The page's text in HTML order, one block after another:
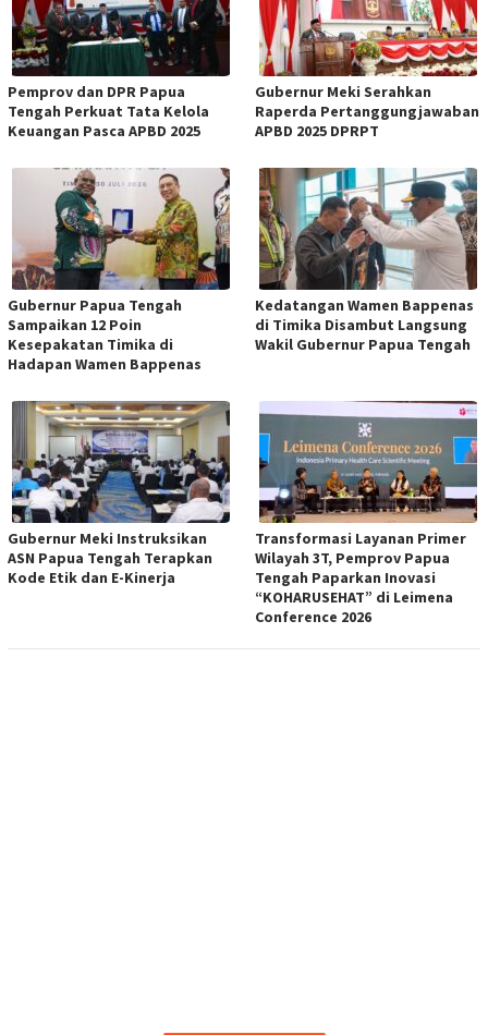
Pemprov dan DPR Papua
Tengah Perkuat Tata Kelola
Keuangan Pasca APBD 2025
Gubernur Meki Serahkan
Raperda Pertanggungjawaban
APBD 2025 DPRPT
Gubernur Papua Tengah
Sampaikan 12 Poin
Kesepakatan Timika di
Hadapan Wamen Bappenas
Kedatangan Wamen Bappenas
di Timika Disambut Langsung
Wakil Gubernur Papua Tengah
Gubernur Meki Instruksikan
ASN Papua Tengah Terapkan
Kode Etik dan E-Kinerja
Transformasi Layanan Primer
Wilayah 3T, Pemprov Papua
Tengah Paparkan Inovasi
“KOHARUSEHAT” di Leimena
Conference 2026